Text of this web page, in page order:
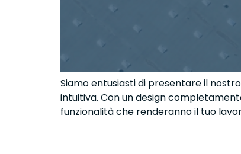
Siamo entusiasti di presentare il
intuitiva. Con un design
funzionalità che renderanno il tuo